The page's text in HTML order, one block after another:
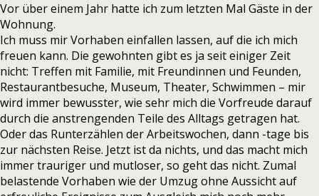
Vor über einem Jahr hatte ich zum letzten Mal Gäste in der
Wohnung.
Ich muss mir Vorhaben einfallen lassen, auf die ich mich
freuen kann. Die gewohnten gibt es ja seit einiger Zeit
nicht: Treffen mit Familie, mit Freundinnen und Feunden,
Restaurantbesuche, Museum, Theater, Schwimmen – mir
wird immer bewusster, wie sehr mich die Vorfreude darauf
durch die anstrengenden Teile des Alltags getragen hat.
Oder das Runterzählen der Arbeitswochen, dann -tage bis
zur nächsten Reise. Jetzt ist da nichts, und das macht mich
immer trauriger und mutloser, so geht das nicht. Zumal
belastende Vorhaben wie der Umzug ohne Aussicht auf